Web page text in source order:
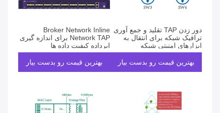
دور زدن TAP تقلید و جمع آوری
ترافیک شبکه برای انتقال به
ابزارهای امنیتی شبکه
بهترین قیمت رو بدست بیار
Broker Network Inline
Network TAP برای اندازه گیری
ابرداده کیفیت داده ها
بهترین قیمت رو بدست بیار